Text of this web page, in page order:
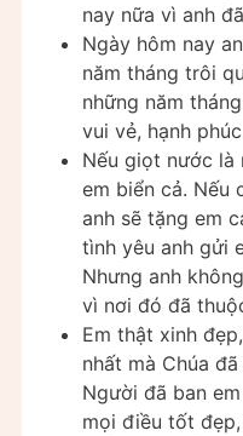
nay nữa vì anh
Ngày hôm nay
năm tháng trôi
những năm
vui vẻ, hạnh
Nếu giọt nước là
em biển cả. Nếu
anh sẽ tặng em
tình yêu anh gửi
Nhưng anh
vì nơi đó đã
Em thật xinh
nhất mà Chúa
Người đã ban
mọi điều tốt